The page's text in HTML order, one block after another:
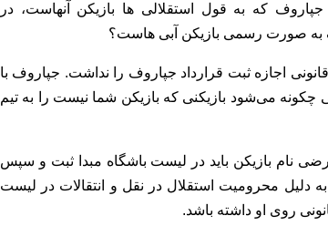
که به قول استقلالی ها بازیکن آنهاست، در
به صورت رسمی بازیکن آبی هاست؟
اجازه ثبت قرارداد جپاروف را نداشت. جپاروف با
می‌شود بازیکنی که بازیکن شما نیست را به تیم
نام بازیکن باید در لیست باشگاه مبدا ثبت و سپس
دلیل محرومیت استقلال در نقل و انتقالات در لیست
روی او داشته باشد.